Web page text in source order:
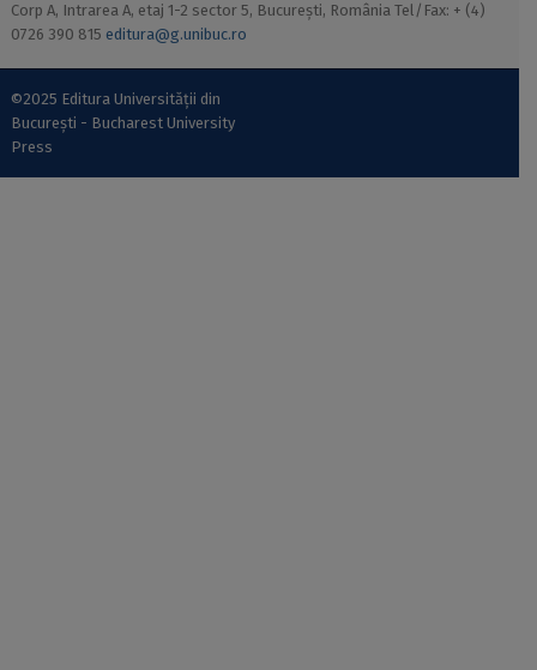
Corp A, Intrarea A, etaj 1-2 sector 5, București, România Tel/Fax: + (4)
0726 390 815 editura@g.unibuc.ro
©2025 Editura Universității din
București - Bucharest University
Press